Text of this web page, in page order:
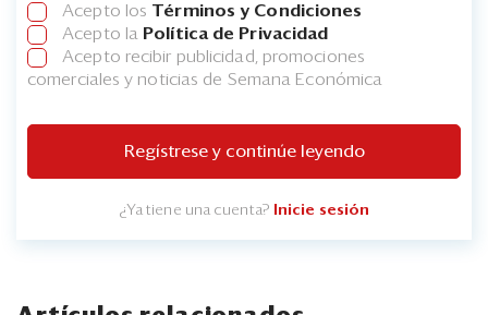
Acepto los Términos y Condiciones
Acepto la Política de Privacidad
Acepto recibir publicidad, promociones
comerciales y noticias de Semana Económica
Regístrese y continúe leyendo
¿Ya tiene una cuenta? Inicie sesión